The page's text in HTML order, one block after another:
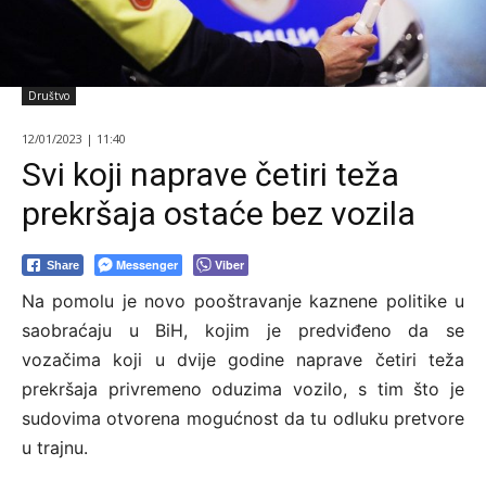
Društvo
12/01/2023 | 11:40
Svi koji naprave četiri teža
prekršaja ostaće bez vozila
Share Messenger Viber
Na pomolu je novo pooštravanje kaznene politike u
saobraćaju u BiH, kojim je predviđeno da se
vozačima koji u dvije godine naprave četiri teža
prekršaja privremeno oduzima vozilo, s tim što je
sudovima otvorena mogućnost da tu odluku pretvore
u trajnu.